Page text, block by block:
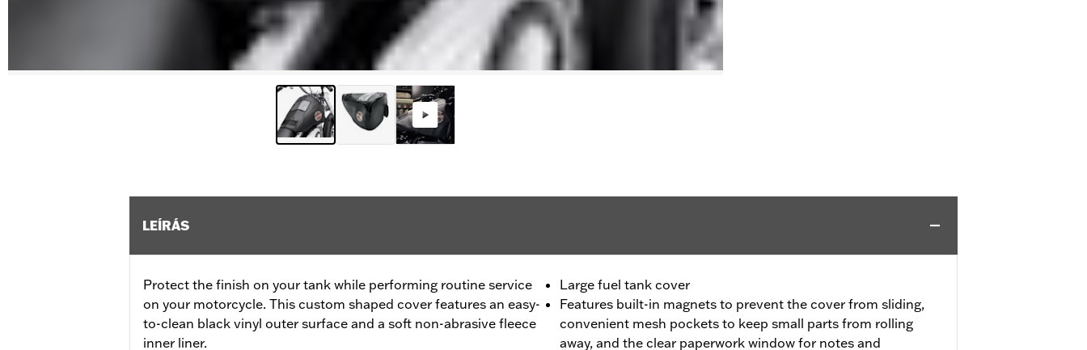
LEÍRÁS
Protect the finish on your tank while performing routine service
on your motorcycle. This custom shaped cover features an easy-
to-clean black vinyl outer surface and a soft non-abrasive fleece
inner liner.
Large fuel tank cover
Features built-in magnets to prevent the cover from sliding,
convenient mesh pockets to keep small parts from rolling
away, and the clear paperwork window for notes and